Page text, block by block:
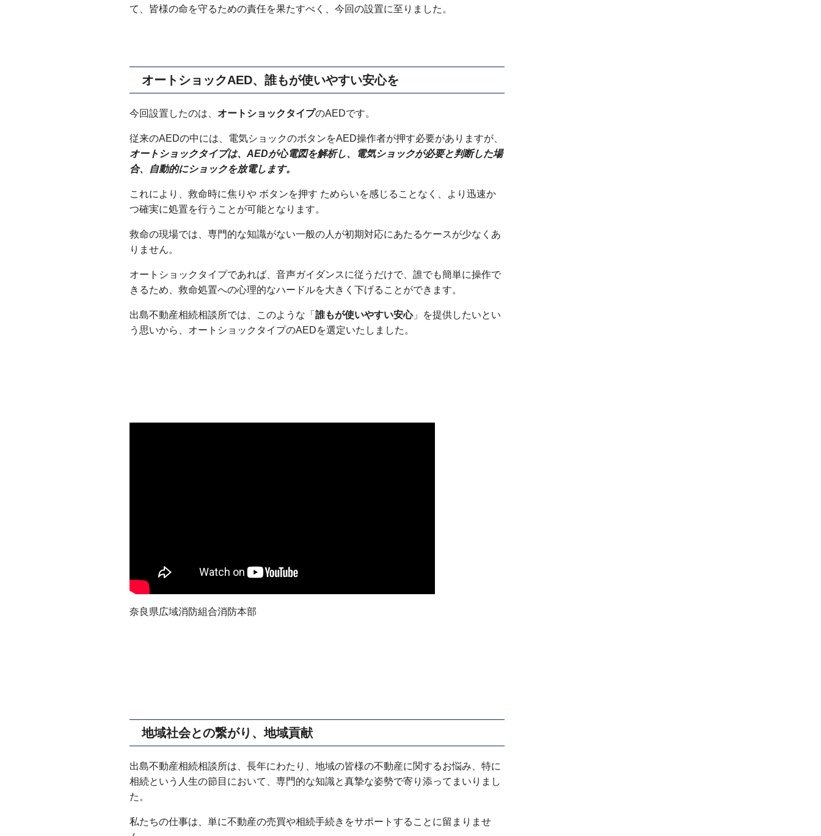
て、皆様の命を守るための責任を果たすべく、今回の設置に至りました。
オートショックAED、誰もが使いやすい安心を
今回設置したのは、 オートショックタイプのAEDです。
従来のAEDの中には、電気ショックのボタンをAED操作者が押す必要がありますが、
オートショックタイプは、AEDが心電図を解析し、電気ショックが必要と判断した場
合、自動的にショックを放電します。
これにより、救命時に焦りや ボタンを押す ためらいを感じることなく、より迅速か
つ確実に処置を行うことが可能となります。
救命の現場では、専門的な知識がない一般の人が初期対応にあたるケースが少なくあ
りません。
オートショックタイプであれば、音声ガイダンスに従うだけで、誰でも簡単に操作で
きるため、救命処置への心理的なハードルを大きく下げることができます。
出島不動産相続相談所では、このような「 誰もが使いやすい安心」を提供したいとい
う思いから、オートショックタイプのAEDを選定いたしました。
奈良県広域消防組合消防本部
地域社会との繋がり、地域貢献
出島不動産相続相談所は、長年にわたり、地域の皆様の不動産に関するお悩み、特に
相続という人生の節目において、専門的な知識と真摯な姿勢で寄り添ってまいりまし
た。
私たちの仕事は、単に不動産の売買や相続手続きをサポートすることに留まりませ